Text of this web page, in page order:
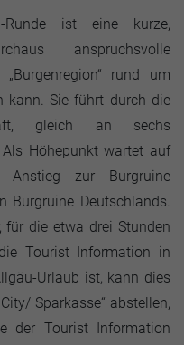
ist eine kurze,
anspruchsvolle
rund um
kann. Sie führt durch die
gleich an sechs
Höhepunkt wartet auf
Anstieg zur Burgruine
Burgruine Deutschlands.
für die etwa drei Stunden
Tourist Information in
Urlaub ist, kann dies
Sparkasse“ abstellen,
der Tourist Information